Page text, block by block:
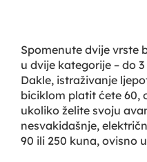
Spomenute dvije vrste
u dvije kategorije – do
Dakle, istraživanje
biciklom platit ćete 60,
ukoliko želite svoju
nesvakidašnje,
90 ili 250 kuna, ovisno